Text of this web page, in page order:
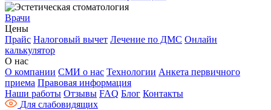
Врачи
Цены
Прайс Налоговый вычет Лечение по ДМС Онлайн
калькулятор
О нас
О компании СМИ о нас Технологии Анкета первичного
приема Правовая информация
Наши работы Отзывы FAQ Блог Контакты
Для слабовидящих